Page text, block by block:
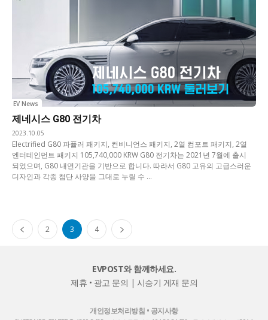
EV News
제네시스 G80 전기차
2023.10.05
Electrified G80 파퓰러 패키지, 컨비니언스 패키지, 2열 컴포트 패키지, 2열
엔터테인먼트 패키지 105,740,000 KRW G80 전기차는 2021년 7월에 출시
되었으며, G80 내연기관을 기반으로 합니다. 따라서 G80 고유의 고급스러운
디자인과 각종 첨단 사양을 그대로 누릴 수 ...
2 3 4
EVPOST와 함께하세요.
제휴 • 광고 문의 | 시승기 게재 문의
개인정보처리방침 • 공지사항